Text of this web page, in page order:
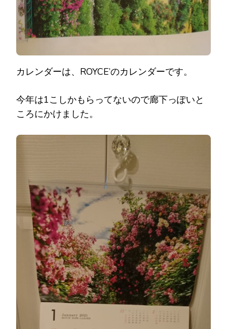
カレンダーは、ROYCE’のカレンダーです。
今年は1こしかもらってないので廊下っぽいと
ころにかけました。